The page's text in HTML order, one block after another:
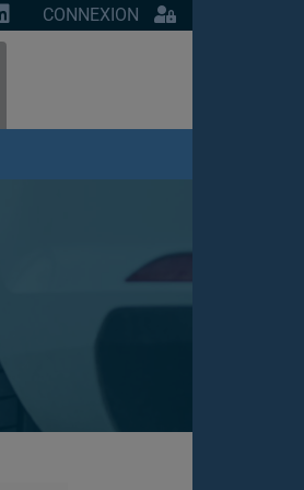
CONNEXION